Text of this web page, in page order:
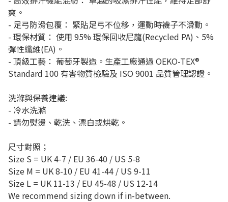
爽。
- 足弓防滑包覆： 緊貼足弓不位移，運動時襪子不滑動。
- 環保材質： 使用 95% 環保回收尼龍(Recycled PA)、5%
彈性纖維(EA)。
- 頂級工藝： 葡萄牙製造。生產工廠通過 OEKO-TEX®
Standard 100 有害物質檢驗及 ISO 9001 品質管理認證。
洗滌與保養建議:
- 冷水洗滌
- 請勿熨燙、乾洗、漂白或烘乾。
尺寸對照；
Size S = UK 4-7 / EU 36-40 / US 5-8
Size M = UK 8-10 / EU 41-44 / US 9-11
Size L = UK 11-13 / EU 45-48 / US 12-14
We recommend sizing down if in-between.